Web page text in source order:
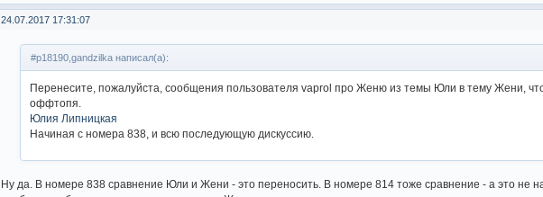
24.07.2017 17:31:07
#p18190,gandzilka написал(а):
Перенесите, пожалуйста, сообщения пользователя vaprol про Женю из темы Юли в тему Жени,
оффтопя.
Юлия Липницкая
Начиная с номера 838, и всю последующую дискуссию.
Ну да. В номере 838 сравнение Юли и Жени - это переносить. В номере 814 тоже сравнение - а это не